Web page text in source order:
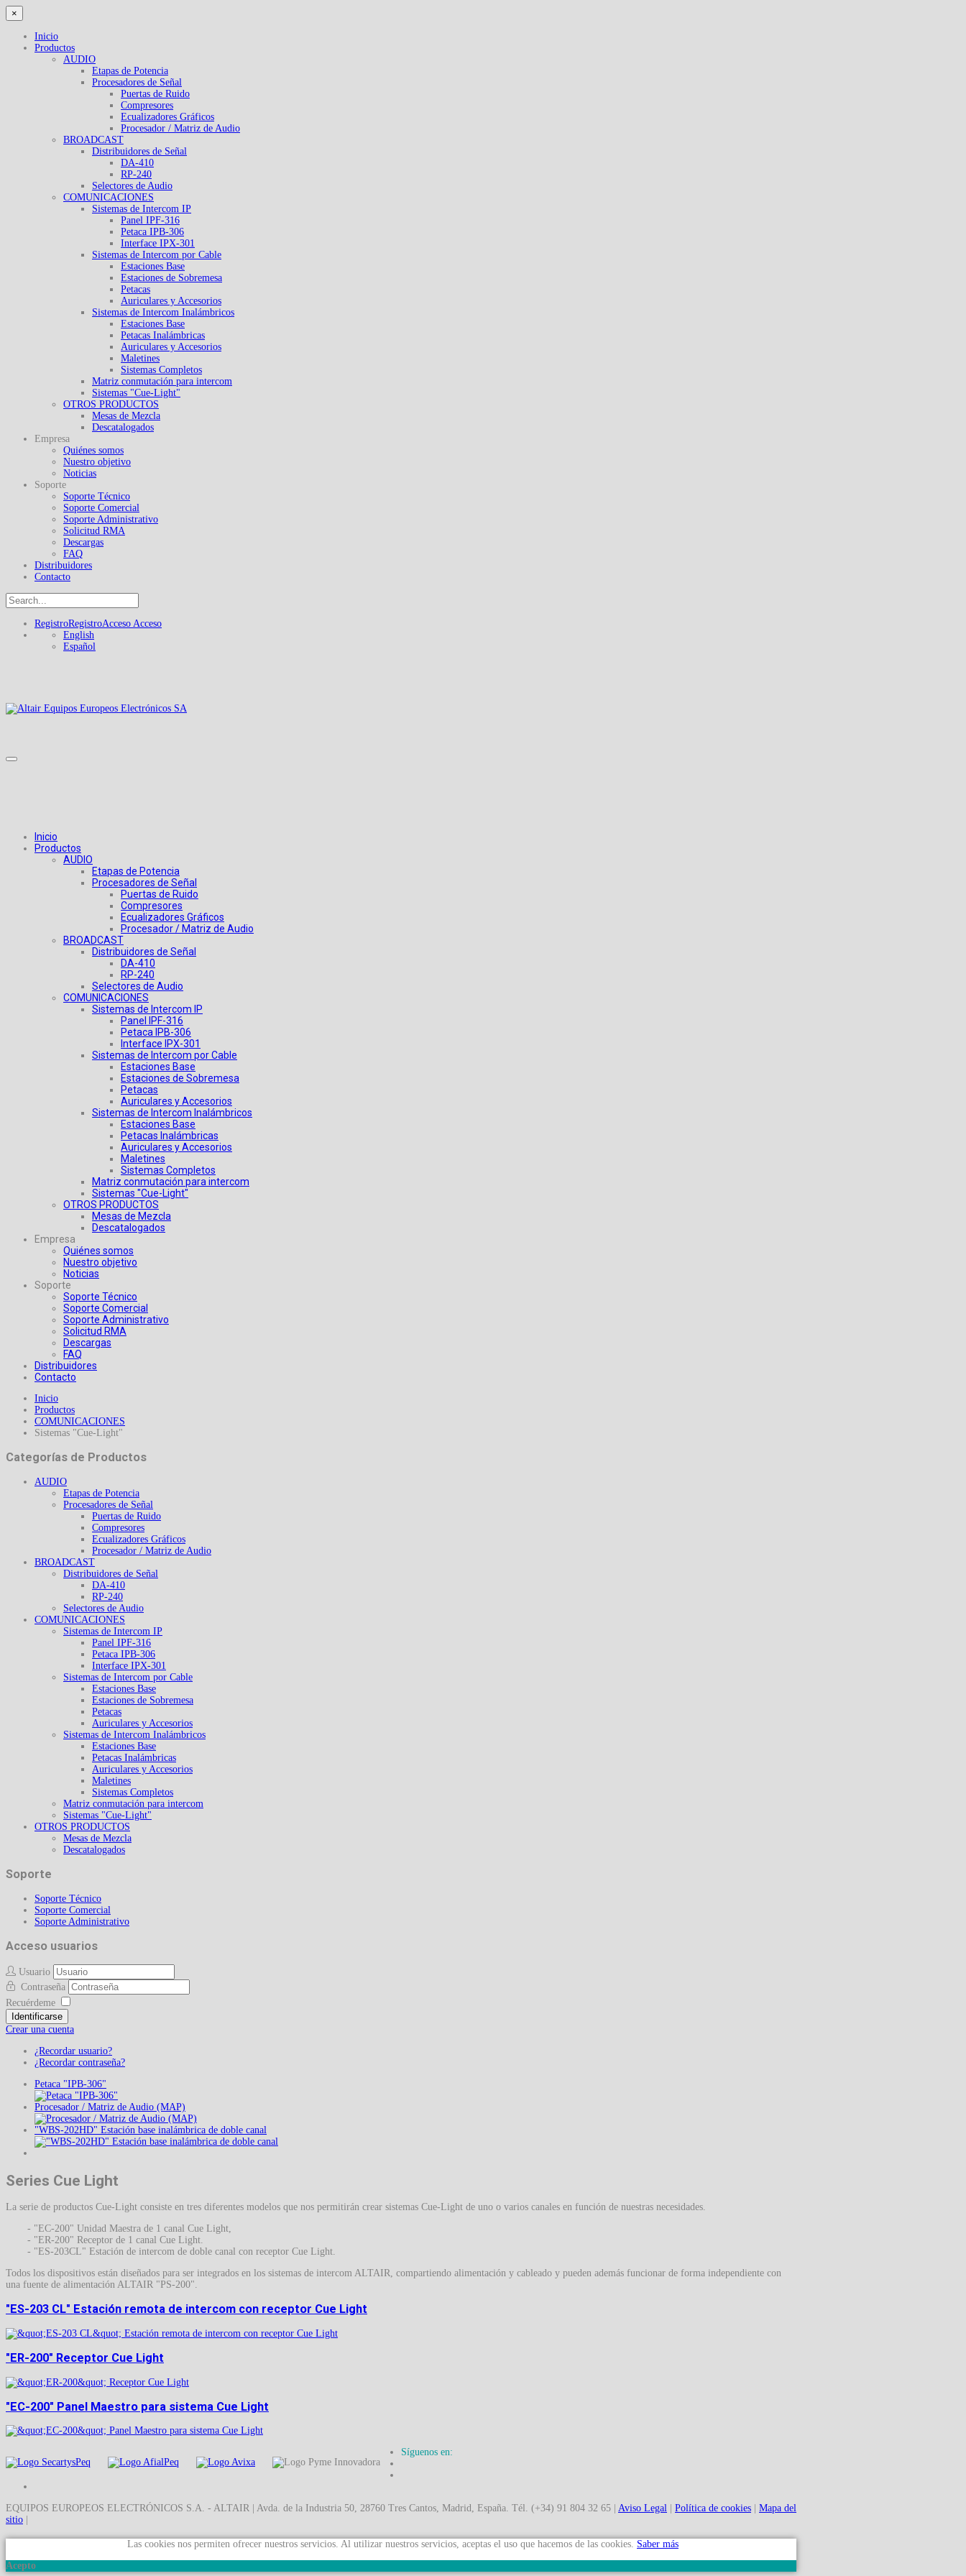
×
Inicio
Productos
AUDIO
Etapas de Potencia
Procesadores de Señal
Puertas de Ruido
Compresores
Ecualizadores Gráficos
Procesador / Matriz de Audio
BROADCAST
Distribuidores de Señal
DA-410
RP-240
Selectores de Audio
COMUNICACIONES
Sistemas de Intercom IP
Panel IPF-316
Petaca IPB-306
Interface IPX-301
Sistemas de Intercom por Cable
Estaciones Base
Estaciones de Sobremesa
Petacas
Auriculares y Accesorios
Sistemas de Intercom Inalámbricos
Estaciones Base
Petacas Inalámbricas
Auriculares y Accesorios
Maletines
Sistemas Completos
Matriz conmutación para intercom
Sistemas "Cue-Light"
OTROS PRODUCTOS
Mesas de Mezcla
Descatalogados
Empresa
Quiénes somos
Nuestro objetivo
Noticias
Soporte
Soporte Técnico
Soporte Comercial
Soporte Administrativo
Solicitud RMA
Descargas
FAQ
Distribuidores
Contacto
RegistroRegistroAcceso Acceso
English
Español
Inicio
Productos
AUDIO
Etapas de Potencia
Procesadores de Señal
Puertas de Ruido
Compresores
Ecualizadores Gráficos
Procesador / Matriz de Audio
BROADCAST
Distribuidores de Señal
DA-410
RP-240
Selectores de Audio
COMUNICACIONES
Sistemas de Intercom IP
Panel IPF-316
Petaca IPB-306
Interface IPX-301
Sistemas de Intercom por Cable
Estaciones Base
Estaciones de Sobremesa
Petacas
Auriculares y Accesorios
Sistemas de Intercom Inalámbricos
Estaciones Base
Petacas Inalámbricas
Auriculares y Accesorios
Maletines
Sistemas Completos
Matriz conmutación para intercom
Sistemas "Cue-Light"
OTROS PRODUCTOS
Mesas de Mezcla
Descatalogados
Empresa
Quiénes somos
Nuestro objetivo
Noticias
Soporte
Soporte Técnico
Soporte Comercial
Soporte Administrativo
Solicitud RMA
Descargas
FAQ
Distribuidores
Contacto
Inicio
Productos
COMUNICACIONES
Sistemas "Cue-Light"
Categorías de Productos
AUDIO
Etapas de Potencia
Procesadores de Señal
Puertas de Ruido
Compresores
Ecualizadores Gráficos
Procesador / Matriz de Audio
BROADCAST
Distribuidores de Señal
DA-410
RP-240
Selectores de Audio
COMUNICACIONES
Sistemas de Intercom IP
Panel IPF-316
Petaca IPB-306
Interface IPX-301
Sistemas de Intercom por Cable
Estaciones Base
Estaciones de Sobremesa
Petacas
Auriculares y Accesorios
Sistemas de Intercom Inalámbricos
Estaciones Base
Petacas Inalámbricas
Auriculares y Accesorios
Maletines
Sistemas Completos
Matriz conmutación para intercom
Sistemas "Cue-Light"
OTROS PRODUCTOS
Mesas de Mezcla
Descatalogados
Soporte
Soporte Técnico
Soporte Comercial
Soporte Administrativo
Acceso usuarios
Usuario
Contraseña
Recuérdeme
Identificarse
Crear una cuenta
¿Recordar usuario?
¿Recordar contraseña?
Petaca "IPB-306"
Procesador / Matriz de Audio (MAP)
"WBS-202HD" Estación base inalámbrica de doble canal
Series Cue Light
La serie de productos Cue-Light consiste en tres diferentes modelos que nos permitirán crear sistemas Cue-Light de uno o varios canales en función de nuestras necesidades.
- "EC-200" Unidad Maestra de 1 canal Cue Light,
- "ER-200" Receptor de 1 canal Cue Light.
- "ES-203CL" Estación de intercom de doble canal con receptor Cue Light.
Todos los dispositivos están diseñados para ser integrados en los sistemas de intercom ALTAIR, compartiendo alimentación y cableado y pueden además funcionar de forma independiente con
una fuente de alimentación ALTAIR "PS-200".
"ES-203 CL" Estación remota de intercom con receptor Cue Light
"ER-200" Receptor Cue Light
"EC-200" Panel Maestro para sistema Cue Light
Síguenos en:
EQUIPOS EUROPEOS ELECTRÓNICOS S.A. - ALTAIR | Avda. de la Industria 50, 28760 Tres Cantos, Madrid, España. Tél. (+34) 91 804 32 65 | Aviso Legal Política de cookies
Mapa del
sitio
Las cookies nos permiten ofrecer nuestros servicios. Al utilizar nuestros servicios, aceptas el uso que hacemos de las cookies. Saber más
Acepto